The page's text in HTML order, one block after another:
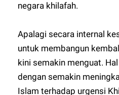
negara khilafah.
Apalagi secara internal
untuk membangun
kini semakin menguat.
dengan semakin
Islam terhadap urgensi